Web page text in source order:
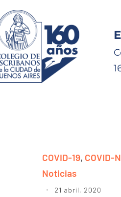
COVID-19, COVID-
Noticias
21 abril, 2020